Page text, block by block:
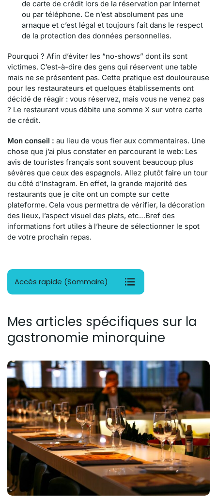
de carte de crédit lors de la réservation par Internet
ou par téléphone. Ce n’est absolument pas une
arnaque et c’est légal et toujours fait dans le respect
de la protection des données personnelles.
Pourquoi ? Afin d’éviter les “no-shows” dont ils sont
victimes. C’est-à-dire des gens qui réservent une table
mais ne se présentent pas. Cette pratique est douloureuse
pour les restaurateurs et quelques établissements ont
décidé de réagir : vous réservez, mais vous ne venez pas
? Le restaurant vous débite une somme X sur votre carte
de crédit.
Mon conseil : au lieu de vous fier aux commentaires. Une
chose que j’ai plus constater en parcourant le web: Les
avis de touristes français sont souvent beaucoup plus
sévères que ceux des espagnols. Allez plutôt faire un tour
du côté d’Instagram. En effet, la grande majorité des
restaurants que je cite ont un compte sur cette
plateforme. Cela vous permettra de vérifier, la décoration
des lieux, l’aspect visuel des plats, etc…Bref des
informations fort utiles à l’heure de sélectionner le spot
de votre prochain repas.
Accès rapide (Sommaire)
Mes articles spécifiques sur la
gastronomie minorquine